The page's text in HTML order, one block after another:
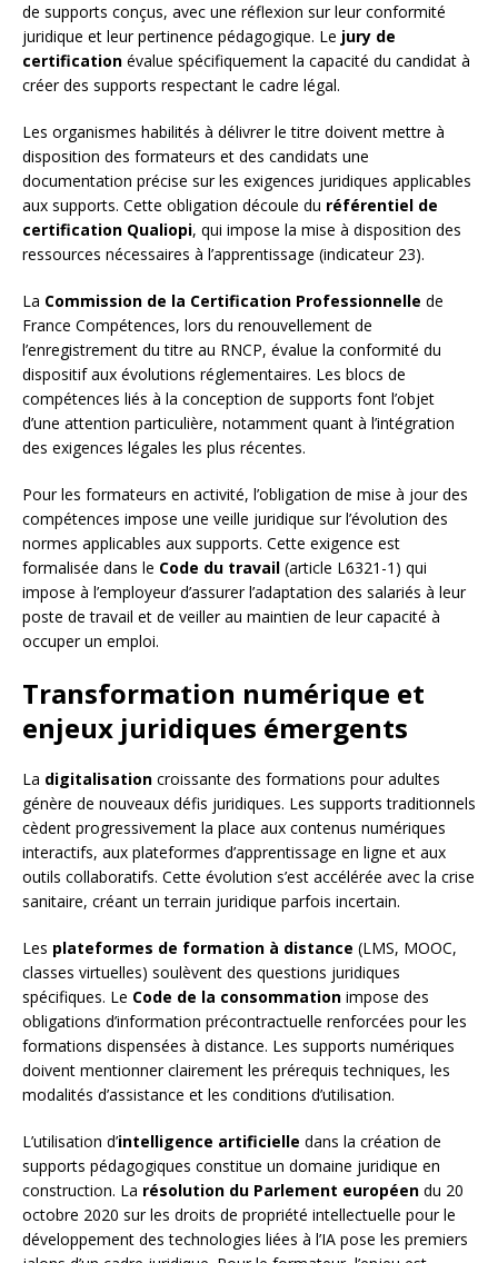
de supports conçus, avec une réflexion sur leur conformité
juridique et leur pertinence pédagogique. Le jury de
certification évalue spécifiquement la capacité du candidat à
créer des supports respectant le cadre légal.
Les organismes habilités à délivrer le titre doivent mettre à
disposition des formateurs et des candidats une
documentation précise sur les exigences juridiques applicables
aux supports. Cette obligation découle du référentiel de
certification Qualiopi, qui impose la mise à disposition des
ressources nécessaires à l’apprentissage (indicateur 23).
La Commission de la Certification Professionnelle de
France Compétences, lors du renouvellement de
l’enregistrement du titre au RNCP, évalue la conformité du
dispositif aux évolutions réglementaires. Les blocs de
compétences liés à la conception de supports font l’objet
d’une attention particulière, notamment quant à l’intégration
des exigences légales les plus récentes.
Pour les formateurs en activité, l’obligation de mise à jour des
compétences impose une veille juridique sur l’évolution des
normes applicables aux supports. Cette exigence est
formalisée dans le Code du travail (article L6321-1) qui
impose à l’employeur d’assurer l’adaptation des salariés à leur
poste de travail et de veiller au maintien de leur capacité à
occuper un emploi.
Transformation numérique et
enjeux juridiques émergents
La digitalisation croissante des formations pour adultes
génère de nouveaux défis juridiques. Les supports traditionnels
cèdent progressivement la place aux contenus numériques
interactifs, aux plateformes d’apprentissage en ligne et aux
outils collaboratifs. Cette évolution s’est accélérée avec la crise
sanitaire, créant un terrain juridique parfois incertain.
Les plateformes de formation à distance (LMS, MOOC,
classes virtuelles) soulèvent des questions juridiques
spécifiques. Le Code de la consommation impose des
obligations d’information précontractuelle renforcées pour les
formations dispensées à distance. Les supports numériques
doivent mentionner clairement les prérequis techniques, les
modalités d’assistance et les conditions d’utilisation.
L’utilisation d’intelligence artificielle dans la création de
supports pédagogiques constitue un domaine juridique en
construction. La résolution du Parlement européen du 20
octobre 2020 sur les droits de propriété intellectuelle pour le
développement des technologies liées à l’IA pose les premiers